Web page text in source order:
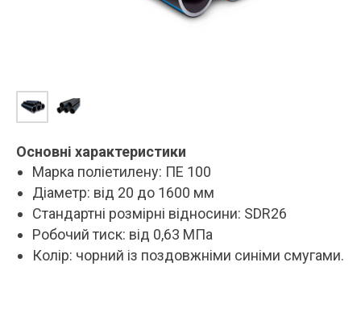
Основні характеристики
Марка поліетилену: ПЕ 100
Діаметр: від 20 до 1600 мм
Стандартні розмірні відносини: SDR26
Робочий тиск: від 0,63 МПа
Колір: чорний із поздовжніми синіми смугами.